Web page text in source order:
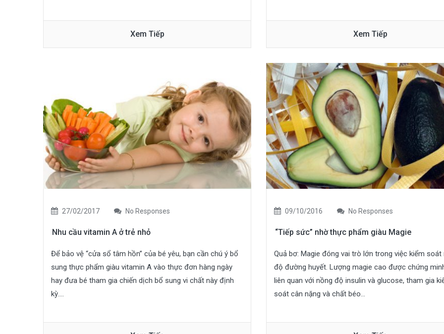
Xem Tiếp Xem Tiếp
27/02/2017 No Responses
Nhu cầu vitamin A ở trẻ nhỏ
Để bảo vệ “cửa sổ tâm hồn” của bé yêu, bạn cần chú ý bổ
sung thực phẩm giàu vitamin A vào thực đơn hàng ngày
hay đưa bé tham gia chiến dịch bổ sung vi chất này định
kỳ....
09/10/2016 No Responses
“Tiếp sức” nhờ thực phẩm giàu Magie
Quả bơ: Magie đóng vai trò lớn trong việc kiểm soát
độ đường huyết. Lượng magie cao được chứng
liên quan với nồng độ insulin và glucose, tham gia
soát cân nặng và chất béo...